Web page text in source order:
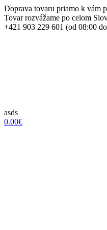
Doprava tovaru priamo k vám
Tovar rozvážame po celom
+421 903 229 601 (od 08:00
asds
0.00€